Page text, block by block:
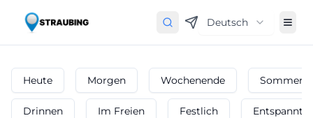
Deutsch
Heute Morgen Wochenende
Drinnen Im Freien Festlich Entspannt